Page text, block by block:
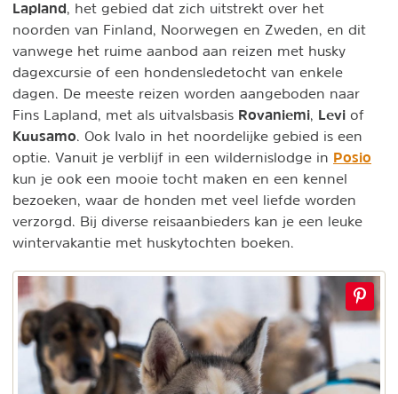
Lapland, het gebied dat zich uitstrekt over het
noorden van Finland, Noorwegen en Zweden, en dit
vanwege het ruime aanbod aan reizen met husky
dagexcursie of een hondensledetocht van enkele
dagen. De meeste reizen worden aangeboden naar
Fins Lapland, met als uitvalsbasis Rovaniemi, Levi of
Kuusamo. Ook Ivalo in het noordelijke gebied is een
optie. Vanuit je verblijf in een wildernislodge in Posio
kun je ook een mooie tocht maken en een kennel
bezoeken, waar de honden met veel liefde worden
verzorgd. Bij diverse reisaanbieders kan je een leuke
wintervakantie met huskytochten boeken.